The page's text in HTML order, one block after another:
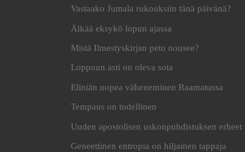
Vastaako Jumala rukouksiin tänä päivänä?
Älkää eksykö lopun ajassa
Mistä Ilmestyskirjan peto nousee?
Loppuun asti on oleva sota
Eliniän nopea väheneminen Raamatussa
Tempaus on todellinen
Uuden apostolisen uskonpuhdistuksen erheet
Geneettinen entropia on hiljainen tappaja